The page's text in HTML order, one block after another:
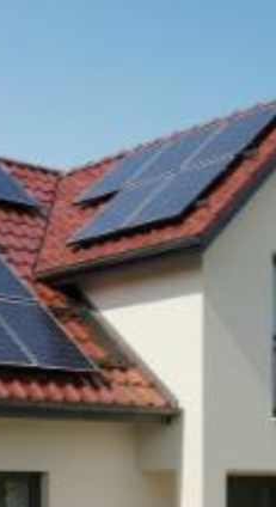
costa
solare
legata a
e
rete solare
da8594€ a 25597€